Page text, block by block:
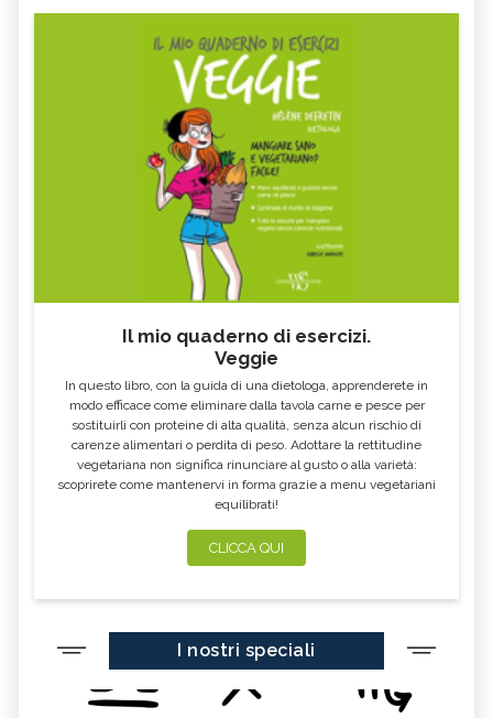
Il mio quaderno di esercizi.
Veggie
In questo libro, con la guida di una dietologa, apprenderete in
modo efficace come eliminare dalla tavola carne e pesce per
sostituirli con proteine di alta qualità, senza alcun rischio di
carenze alimentari o perdita di peso. Adottare la rettitudine
vegetariana non significa rinunciare al gusto o alla varietà:
scoprirete come mantenervi in forma grazie a menu vegetariani
equilibrati!
CLICCA QUI
I nostri speciali